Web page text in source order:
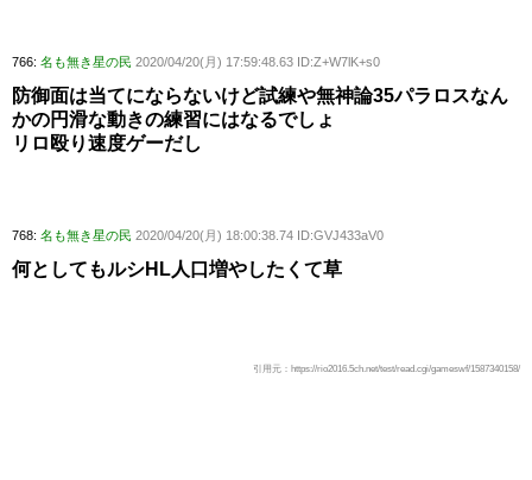
766: 名も無き星の民 2020/04/20(月) 17:59:48.63 ID:Z+W7lK+s0
防御面は当てにならないけど試練や無神論35パラロスなん
かの円滑な動きの練習にはなるでしょ
リロ殴り速度ゲーだし
768: 名も無き星の民 2020/04/20(月) 18:00:38.74 ID:GVJ433aV0
何としてもルシHL人口増やしたくて草
引用元：https://rio2016.5ch.net/test/read.cgi/gameswf/1587340158/